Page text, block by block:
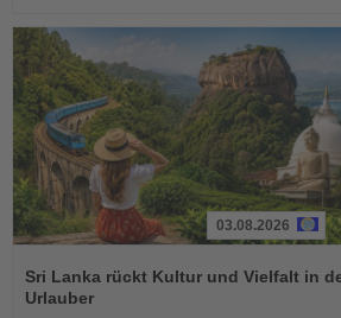
Sie
die
03.08.2026
Sri Lanka rückt Kultur und Vielfalt in
Urlauber